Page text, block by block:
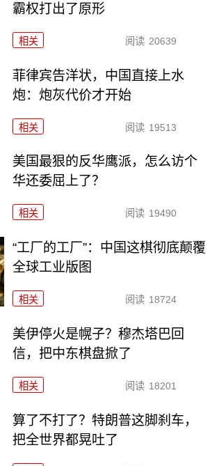
霸权打出了原形
相关 阅读 20639
菲律宾告洋状，中国直接上水
炮：炮灰代价才开始
相关 阅读 19513
美国最狠的反华鹰派，怎么访个
华还委屈上了？
相关 阅读 19490
“工厂的工厂”：中国这棋彻底颠覆
全球工业版图
相关 阅读 18724
美伊停火是幌子？穆杰塔巴回
信，把中东棋盘掀了
相关 阅读 18201
算了不打了？特朗普这脚刹车，
把全世界都晃吐了